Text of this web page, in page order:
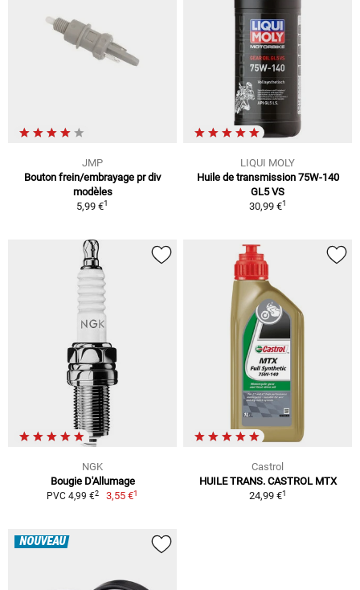
JMP
Bouton frein/embrayage pr div
modèles
5,99 €1
LIQUI MOLY
Huile de transmission 75W-140
GL5 VS
30,99 €1
NGK
Bougie D'Allumage
PVC 4,99 €2 3,55 €1
Castrol
HUILE TRANS. CASTROL MTX
24,99 €1
NOUVEAU